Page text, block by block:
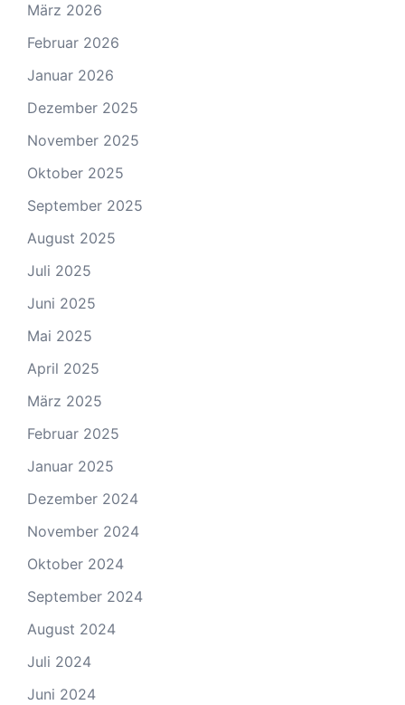
März 2026
Februar 2026
Januar 2026
Dezember 2025
November 2025
Oktober 2025
September 2025
August 2025
Juli 2025
Juni 2025
Mai 2025
April 2025
März 2025
Februar 2025
Januar 2025
Dezember 2024
November 2024
Oktober 2024
September 2024
August 2024
Juli 2024
Juni 2024